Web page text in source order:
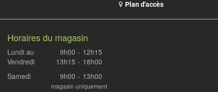
Plan d'accès
Horaires du magasin
Lundi au
Vendredi
9h00
13h15
-
-
12h15
18h00
Samedi
9h00 - 13h00
magasin uniquement